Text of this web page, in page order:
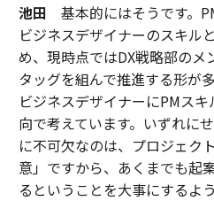
池田 基本的にはそうです。
ビジネスデザイナーのスキル
め、現時点ではDX戦略部の
タッグを組んで推進する形が
ビジネスデザイナーにPMス
向で考えています。いずれに
に不可欠なのは、プロジェク
意」ですから、あくまでも起
るということを大事にするよ